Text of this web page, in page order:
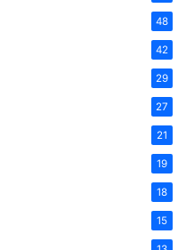
48
42
29
27
21
19
18
15